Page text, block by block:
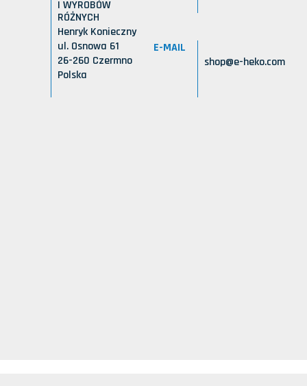
I WYROBÓW
RÓŻNYCH
Henryk Konieczny
ul. Osnowa 61
26-260 Czermno
Polska
E-MAIL
shop@e-heko.com